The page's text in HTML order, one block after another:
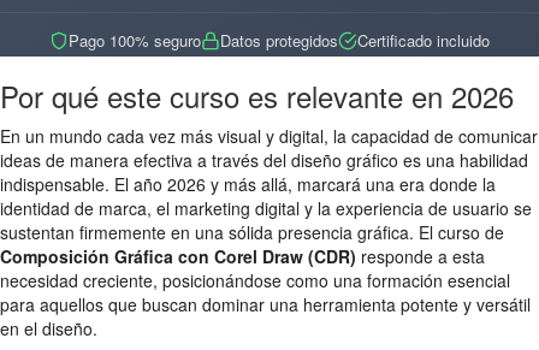
Pago 100% seguro Datos protegidos Certificado incluido
Por qué este curso es relevante en 2026
En un mundo cada vez más visual y digital, la capacidad de comunicar
ideas de manera efectiva a través del diseño gráfico es una habilidad
indispensable. El año 2026 y más allá, marcará una era donde la
identidad de marca, el marketing digital y la experiencia de usuario se
sustentan firmemente en una sólida presencia gráfica. El curso de
Composición Gráfica con Corel Draw (CDR) responde a esta
necesidad creciente, posicionándose como una formación esencial
para aquellos que buscan dominar una herramienta potente y versátil
en el diseño.